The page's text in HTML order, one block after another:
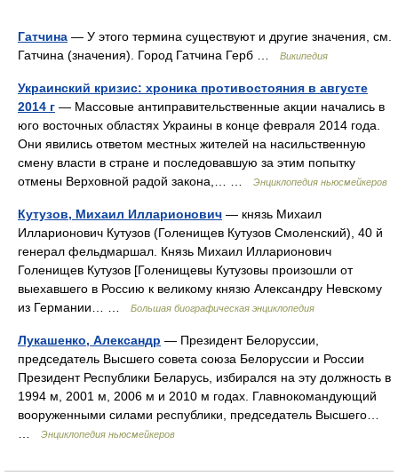
Гатчина — У этого термина существуют и другие значения, см.
Гатчина (значения). Город Гатчина Герб …
Википедия
Украинский кризис: хроника противостояния в августе
2014 г — Массовые антиправительственные акции начались в
юго восточных областях Украины в конце февраля 2014 года.
Они явились ответом местных жителей на насильственную
смену власти в стране и последовавшую за этим попытку
отмены Верховной радой закона,… …
Энциклопедия ньюсмейкеров
Кутузов, Михаил Илларионович — князь Михаил
Илларионович Кутузов (Голенищев Кутузов Смоленский), 40 й
генерал фельдмаршал. Князь Михаил Илларионович
Голенищев Кутузов [Голенищевы Кутузовы произошли от
выехавшего в Россию к великому князю Александру Невскому
из Германии… …
Большая биографическая энциклопедия
Лукашенко, Александр — Президент Белоруссии,
председатель Высшего совета союза Белоруссии и России
Президент Республики Беларусь, избирался на эту должность в
1994 м, 2001 м, 2006 м и 2010 м годах. Главнокомандующий
вооруженными силами республики, председатель Высшего…
Энциклопедия ньюсмейкеров